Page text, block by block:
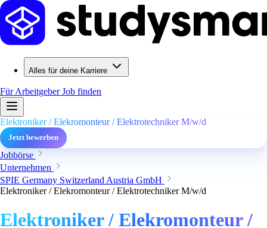
Alles für deine Karriere
Für ArbeitgeberJob finden
Elektroniker / Elekromonteur / Elektrotechniker M/w/d
Jetzt bewerben
Jobbörse
Unternehmen
SPIE Germany Switzerland Austria GmbH
Elektroniker / Elekromonteur / Elektrotechniker M/w/d
Elektroniker / Elekromonteur /